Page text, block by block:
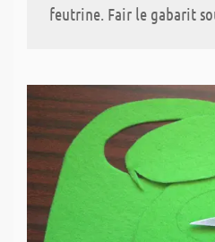
feutrine. Fair le gabarit